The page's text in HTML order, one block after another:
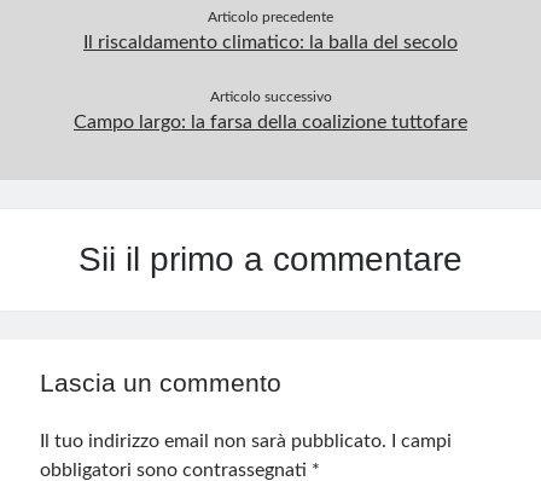
Articolo precedente
Il riscaldamento climatico: la balla del secolo
Articolo successivo
Campo largo: la farsa della coalizione tuttofare
Sii il primo a commentare
Lascia un commento
Il tuo indirizzo email non sarà pubblicato.
I campi
obbligatori sono contrassegnati *